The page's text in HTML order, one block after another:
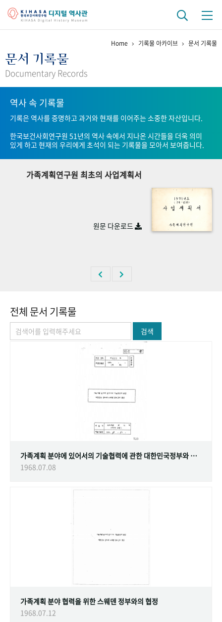
걸어온 길 기관 변천사
연구 역사
정책과 연구 키워드로 보는 연구 역사
연구자들
기록물 아카이브
사진 아카이브 문서 기록물 행정박물
숫자로 보는 50년 50+1주년 광장
Home 기록물 아카이브 문서 기록물
문서 기록물
Documentary Records
역사 속 기록물
기록은 역사를 증명하고 과거와 현재를 이어주는 소중한 자산입니다.
한국보건사회연구원 51년의 역사 속에서 지나온 시간들을 더욱 의미
있게 하고 현재의 우리에게 초석이 되는 기록물을 모아서 보여줍니다.
가족계획연구원 최초의 사업계획서
원문 다운로드
전체 문서 기록물
검색
가족계획 분야에 있어서의 기술협력에 관한 대한민국정부와 스웨덴 정부간의 협정
1968.07.08
가족계획 분야 협력을 위한 스웨덴 정부와의 협정
1968.07.12